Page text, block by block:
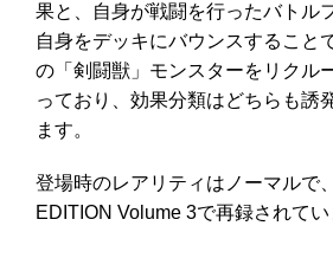
果と、自身が戦闘を行ったバトル
自身をデッキにバウンスすること
の「剣闘獣」モンスターをリクル
っており、効果分類はどちらも誘
ます。
登場時のレアリティはノーマルで
EDITION Volume 3で再録されてい